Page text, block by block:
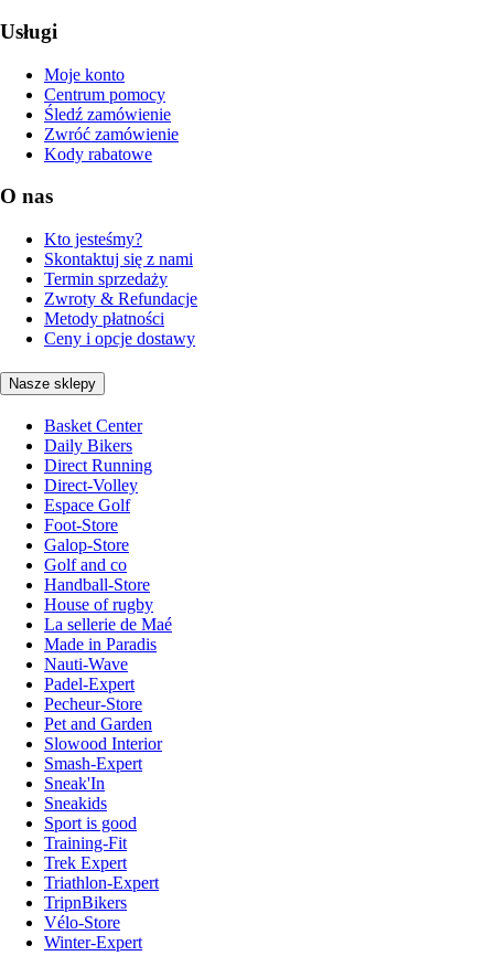
Usługi
Moje konto
Centrum pomocy
Śledź zamówienie
Zwróć zamówienie
Kody rabatowe
O nas
Kto jesteśmy?
Skontaktuj się z nami
Termin sprzedaży
Zwroty & Refundacje
Metody płatności
Ceny i opcje dostawy
Nasze sklepy
Basket Center
Daily Bikers
Direct Running
Direct-Volley
Espace Golf
Foot-Store
Galop-Store
Golf and co
Handball-Store
House of rugby
La sellerie de Maé
Made in Paradis
Nauti-Wave
Padel-Expert
Pecheur-Store
Pet and Garden
Slowood Interior
Smash-Expert
Sneak'In
Sneakids
Sport is good
Training-Fit
Trek Expert
Triathlon-Expert
TripnBikers
Vélo-Store
Winter-Expert